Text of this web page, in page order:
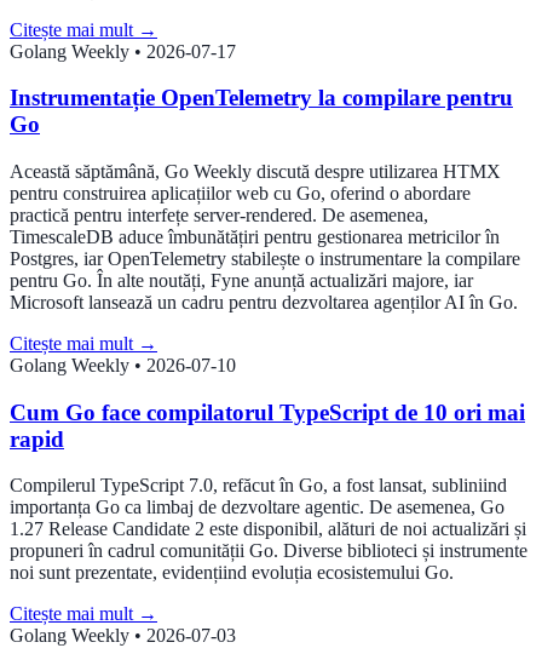
Citește mai mult →
Golang Weekly • 2026-07-17
Instrumentație OpenTelemetry la compilare pentru
Go
Această săptămână, Go Weekly discută despre utilizarea HTMX
pentru construirea aplicațiilor web cu Go, oferind o abordare
practică pentru interfețe server-rendered. De asemenea,
TimescaleDB aduce îmbunătățiri pentru gestionarea metricilor în
Postgres, iar OpenTelemetry stabilește o instrumentare la compilare
pentru Go. În alte noutăți, Fyne anunță actualizări majore, iar
Microsoft lansează un cadru pentru dezvoltarea agenților AI în Go.
Citește mai mult →
Golang Weekly • 2026-07-10
Cum Go face compilatorul TypeScript de 10 ori mai
rapid
Compilerul TypeScript 7.0, refăcut în Go, a fost lansat, subliniind
importanța Go ca limbaj de dezvoltare agentic. De asemenea, Go
1.27 Release Candidate 2 este disponibil, alături de noi actualizări și
propuneri în cadrul comunității Go. Diverse biblioteci și instrumente
noi sunt prezentate, evidențiind evoluția ecosistemului Go.
Citește mai mult →
Golang Weekly • 2026-07-03